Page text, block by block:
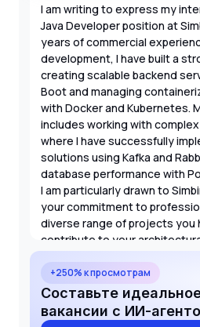
I am writing to express my
Java Developer position at
years of commercial
development, I have built a
creating scalable backend
Boot and managing
with Docker and Kubernetes.
includes working with
where I have successfully
solutions using Kafka and
database performance with
I am particularly drawn to
your commitment to
diverse range of projects you
contribute to your
collaborate with your expert
quality IT solutions. My
like TeamCity and build
Gradle aligns well with your
and I am confident that my
+250% к просмотрам
Составьте
вакансии с ИИ-